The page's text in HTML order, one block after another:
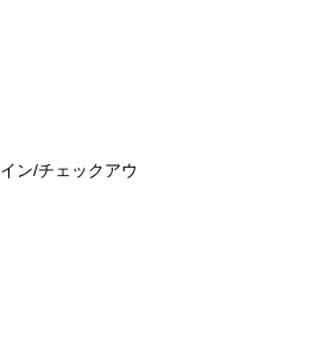
ン/チェックアウ